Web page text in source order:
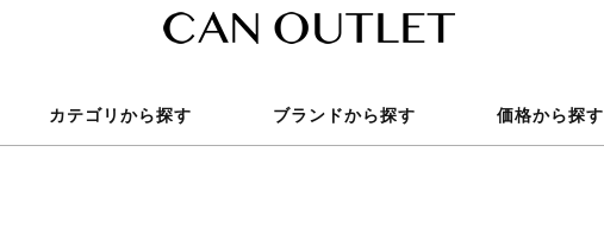
カテゴリから探す ブランドから探す 価格から探す